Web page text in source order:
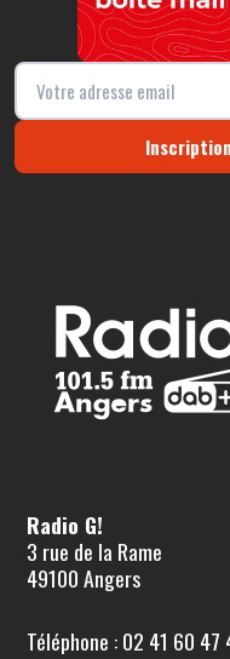
Radio G!
3 rue de la Rame
49100 Angers
Téléphone : 02 41 60 47